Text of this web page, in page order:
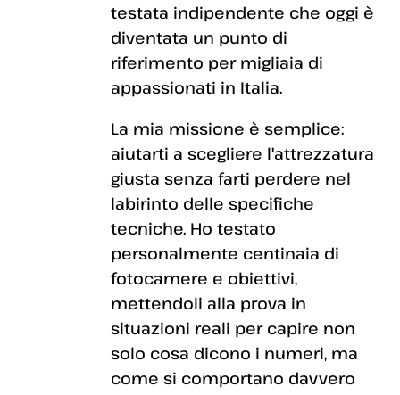
testata indipendente che oggi è
diventata un punto di
riferimento per migliaia di
appassionati in Italia.
La mia missione è semplice:
aiutarti a scegliere l'attrezzatura
giusta senza farti perdere nel
labirinto delle specifiche
tecniche. Ho testato
personalmente centinaia di
fotocamere e obiettivi,
mettendoli alla prova in
situazioni reali per capire non
solo cosa dicono i numeri, ma
come si comportano davvero